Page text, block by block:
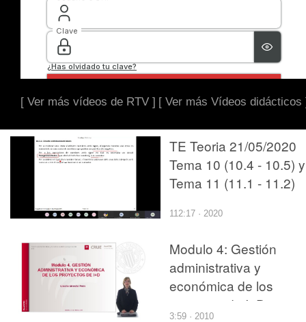
[ Ver más vídeos de RTV ] [ Ver más Vídeos didácticos
TE Teoria 21/05/2020
Tema 10 (10.4 - 10.5) y
Tema 11 (11.1 - 11.2)
112:17 · 2020
Modulo 4: Gestión
administrativa y
económica de los
poyectos de I+D+i
3:59 · 2010